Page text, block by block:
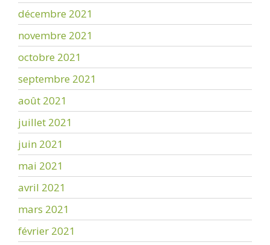
décembre 2021
novembre 2021
octobre 2021
septembre 2021
août 2021
juillet 2021
juin 2021
mai 2021
avril 2021
mars 2021
février 2021